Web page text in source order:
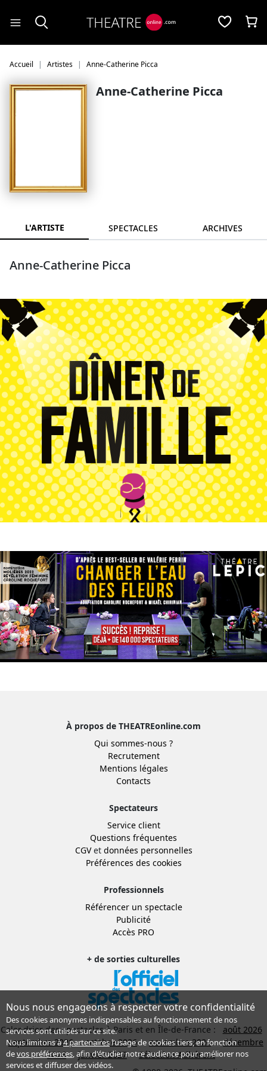
Accueil Artistes Anne-Catherine Picca
Anne-Catherine Picca
L'ARTISTE SPECTACLES ARCHIVES
Anne-Catherine Picca
À propos de THEATREonline.com
Qui sommes-nous ?
Recrutement
Mentions légales
Contacts
Spectateurs
Service client
Questions fréquentes
CGVet données personnelles
Préférences des cookies
Professionnels
Référencer un spectacle
Publicité
Accès PRO
+ de sorties culturelles
Calendrier des spectacles à Paris et en Île-de-France :
août 2026
septembre 2026
octobre 2026 novembre 2026
décembre
2026
janvier 2027
Sélection Adhérent
Nous nous engageons à respecter votre confidentialité
Des cookies anonymes indispensables au fonctionnement de nos
services sont utilisés sur ce site.
Nous limitons à4 partenairesl’usage de cookies tiers, en fonction
devos préférences, afin d'étudier notre audience pour améliorer nos
services et diffuser des vidéos.